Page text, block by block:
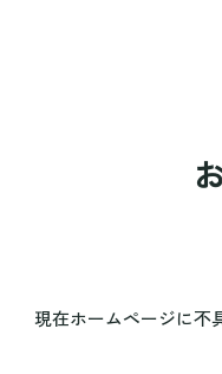
現在ホームページに不